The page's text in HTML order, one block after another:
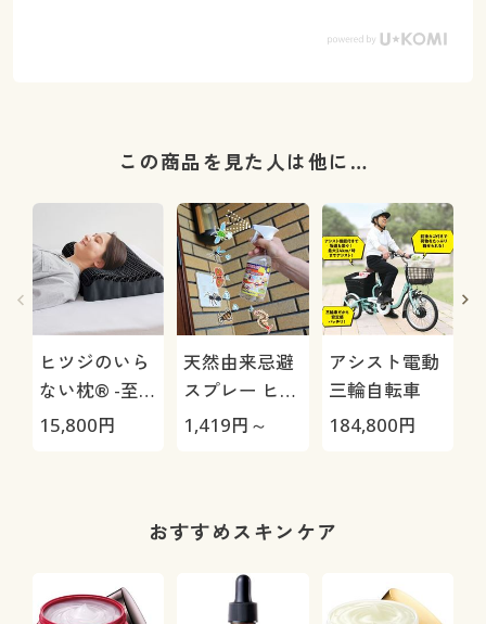
この商品を見た人は他に…
ヒツジのいら
ない枕® -至
極-
15,800円
天然由来忌避
スプレー ヒバ
ウッド
1,419円～
アシスト電動
三輪自転車
184,800円
おすすめスキンケア